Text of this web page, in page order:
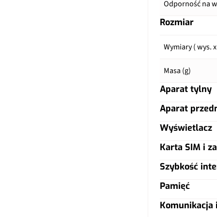
Odporność na
Rozmiar
Wymiary ( wys.
Masa (g)
Aparat tylny
Główny aparat
Autofocus
Matryca
Ogniskowa
Aparat
Główny aparat
Autofocus
Matryca
Wyświetlacz
Typ ekranu
Rozdzielczość
Karta SIM i
Typ karty SIM
Szybkość
LTE
Pamięć
Warianty pamięci
Komunikacja